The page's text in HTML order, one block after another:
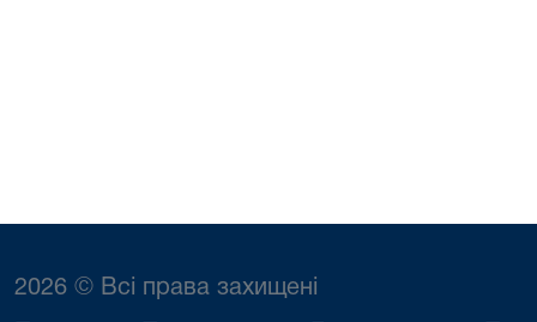
2026 © Всі права захищені